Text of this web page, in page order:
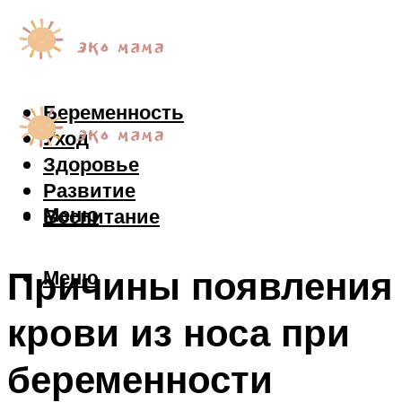
Беременность
Уход
Здоровье
Развитие
Воспитание
Меню
Меню
Причины появления
крови из носа при
беременности